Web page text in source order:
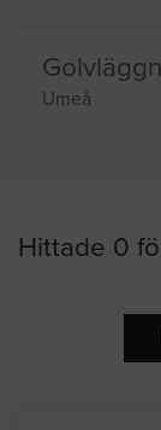
Umeå
Hittade 0